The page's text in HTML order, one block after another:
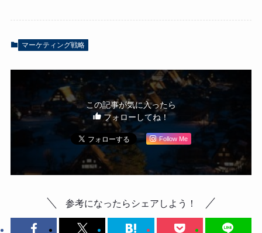
マーケティング戦略
この記事が気に入ったら
フォローしてね！
Follow Me
参考になったらシェアしよう！